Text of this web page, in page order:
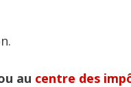
au centre des